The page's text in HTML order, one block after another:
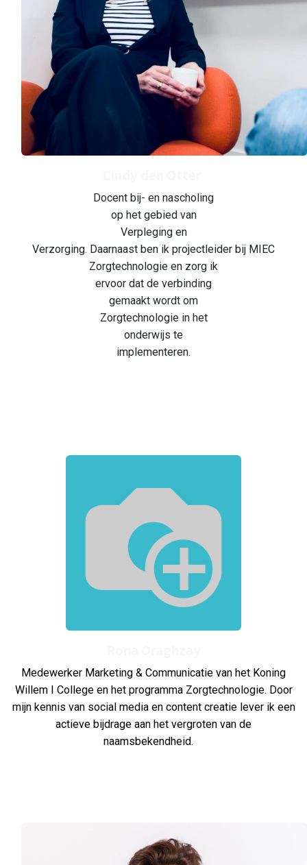
Docent bij- en nascholing
op het gebied van
Verpleging en
Verzorging. Daarnaast ben ik projectleider bij MIEC
Zorgtechnologie en zorg ik
ervoor dat de verbinding
gemaakt wordt om
Zorgtechnologie in het
onderwijs te
implementeren.
Medewerker Marketing & Communicatie van het Koning
Willem I College en het programma Zorgtechnologie. Door
mijn kennis van social media en content creatie lever ik een
actieve bijdrage aan het vergroten van de
naamsbekendheid.